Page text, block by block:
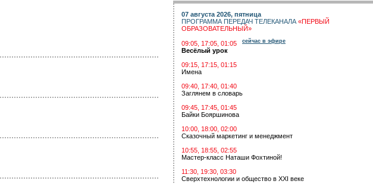
07 августа 2026, пятница
ПРОГРАММА ПЕРЕДАЧ ТЕЛЕКАНАЛА «ПЕРВЫЙ
ОБРАЗОВАТЕЛЬНЫЙ»
09:05, 17:05, 01:05 сейчас в эфире
Весёлый урок
09:15, 17:15, 01:15
Имена
09:40, 17:40, 01:40
Заглянем в словарь
09:45, 17:45, 01:45
Байки Бояршинова
10:00, 18:00, 02:00
Сказочный маркетинг и менеджмент
10:55, 18:55, 02:55
Мастер-класс Наташи Фохтиной!
11:30, 19:30, 03:30
Сверхтехнологии и общество в XXI веке